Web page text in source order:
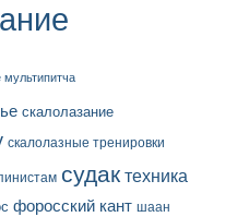
мультипитча
скалолазание
скалолазные тренировки
судак техника
форосский кант шаан